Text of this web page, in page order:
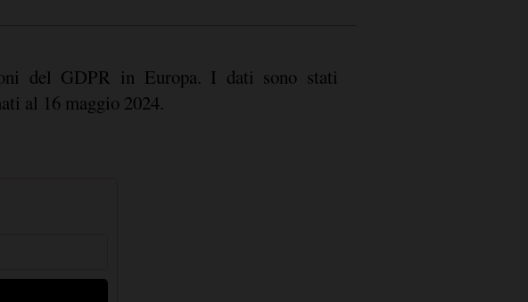
del GDPR in Europa. I dati sono stati
al 16 maggio 2024.